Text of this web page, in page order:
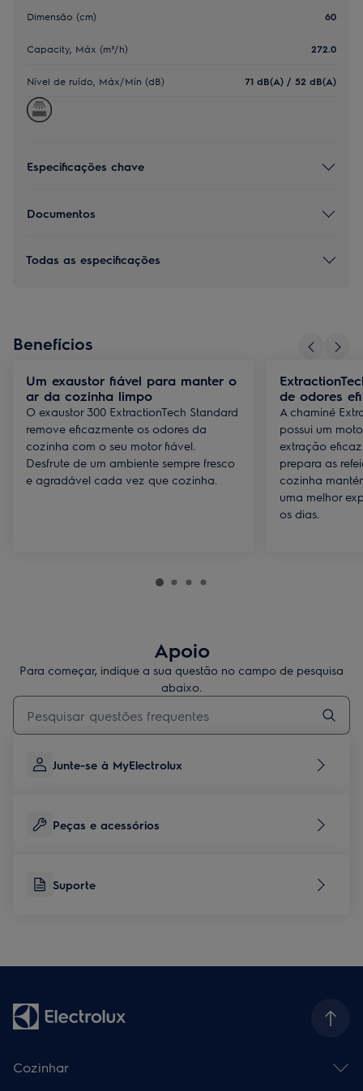
Dimensão (cm) 60
Capacity, Máx (m³/h) 272.0
Nível de ruído, Máx/Mín (dB) 71 dB(A) / 52 dB(A)
Especificações chave
Documentos
Todas as especificações
Benefícios
Um exaustor fiável para manter o
ar da cozinha limpo
O exaustor 300 ExtractionTech Standard
remove eficazmente os odores da
cozinha com o seu motor fiável.
Desfrute de um ambiente sempre fresco
e agradável cada vez que cozinha.
de odores
A chaminé
possui um
extração
prepara as
cozinha
uma melhor
os dias.
Apoio
Para começar, indique a sua questão no campo de pesquisa
abaixo.
Type to search for support articles
Junte-se à MyElectrolux
Peças e acessórios
Suporte
Cozinhar